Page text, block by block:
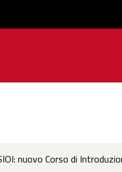
nuovo Corso di